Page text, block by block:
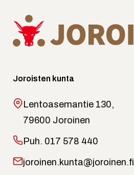
Joroisten kunta
Lentoasemantie 130,
79600 Joroinen
Puh. 017 578 440
joroinen.kunta@joroinen.fi